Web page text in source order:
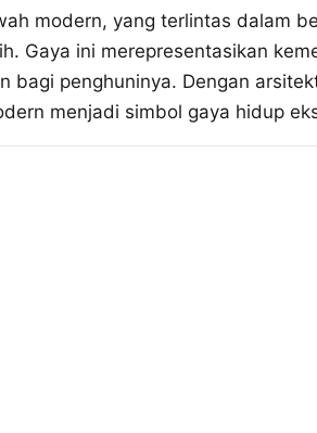
modern, yang terlintas dalam
Gaya ini merepresentasikan
bagi penghuninya. Dengan
menjadi simbol gaya hidup